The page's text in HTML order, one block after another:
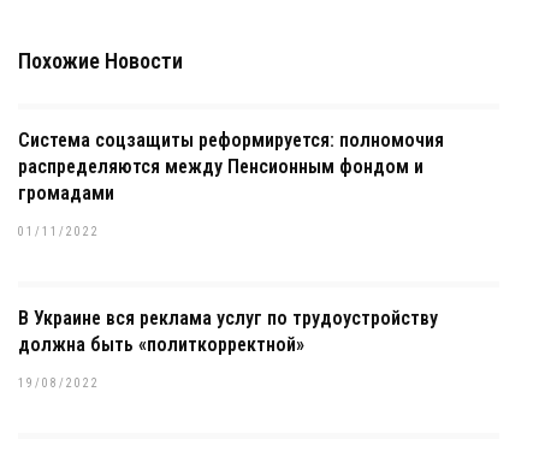
Похожие Новости
Система соцзащиты реформируется: полномочия
распределяются между Пенсионным фондом и
громадами
01/11/2022
В Украине вся реклама услуг по трудоустройству
должна быть «политкорректной»
19/08/2022